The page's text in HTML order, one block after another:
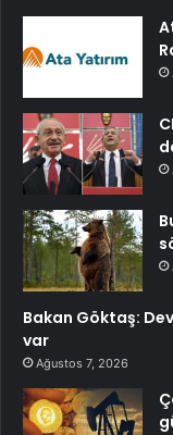
Bakan Göktaş:
var
Ağustos 7, 2026